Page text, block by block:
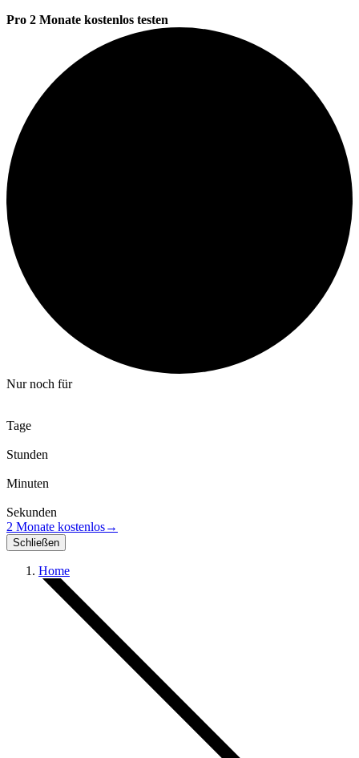
Pro 2 Monate kostenlos testen
Nur noch für
Tage
Stunden
Minuten
Sekunden
2 Monate kostenlos→
Schließen
Home